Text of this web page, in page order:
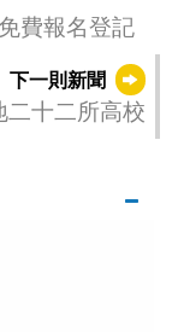
費報名登記
下一則新聞
二十二所高校